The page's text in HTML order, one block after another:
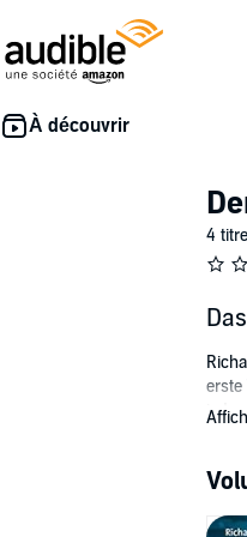
4
erste